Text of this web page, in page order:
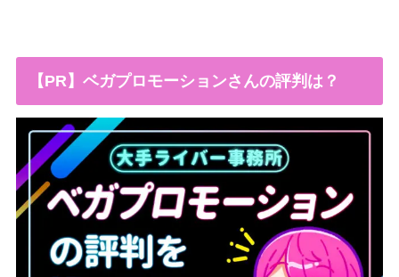
【PR】ベガプロモーションさんの評判は？